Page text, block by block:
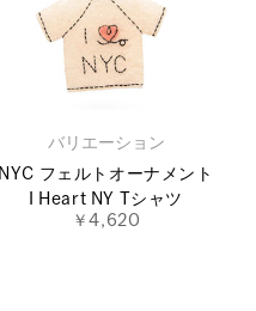
バリエーション
NYC フェルトオーナメント
I Heart NY Tシャツ
￥4,620